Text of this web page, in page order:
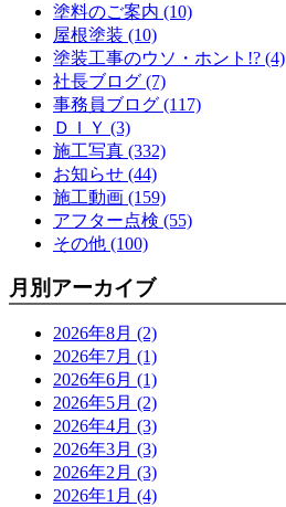
塗料のご案内 (10)
屋根塗装 (10)
塗装工事のウソ・ホント!? (4)
社長ブログ (7)
事務員ブログ (117)
ＤＩＹ (3)
施工写真 (332)
お知らせ (44)
施工動画 (159)
アフター点検 (55)
その他 (100)
月別アーカイブ
2026年8月 (2)
2026年7月 (1)
2026年6月 (1)
2026年5月 (2)
2026年4月 (3)
2026年3月 (3)
2026年2月 (3)
2026年1月 (4)